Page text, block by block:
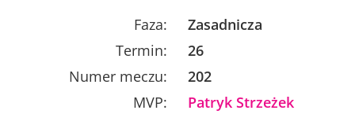
Faza:
Zasadnicza
Termin:
26
Numer meczu:
202
MVP:
Patryk Strzeżek